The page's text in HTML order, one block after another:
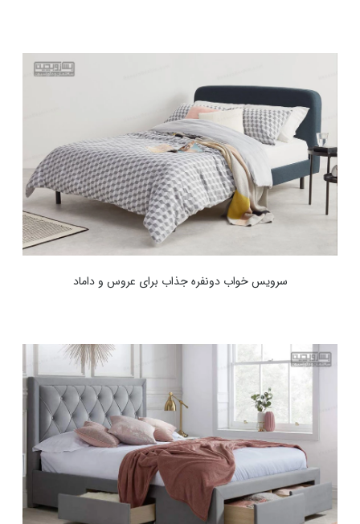
سرویس خواب دونفره جذاب برای عروس و داماد